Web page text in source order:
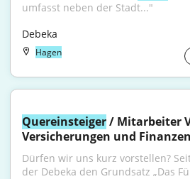
umfasst neben der Stadt..."
Debeka
Hagen
Quereinsteiger / Mitarbeiter
Versicherungen und
Dürfen wir uns kurz vorstellen?
der Debeka den Grundsatz „Das